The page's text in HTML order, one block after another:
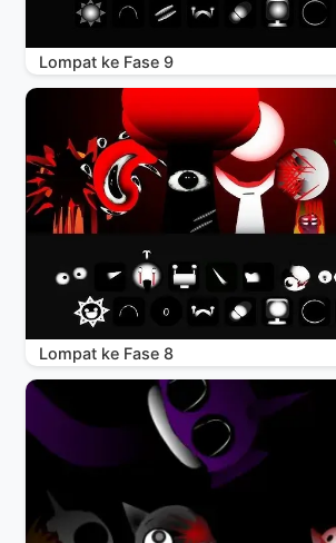
Lompat ke Fase 9
Lompat ke Fase 8